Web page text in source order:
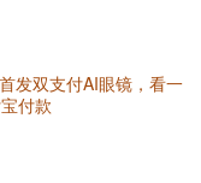
发双支付AI眼镜，看一
付款